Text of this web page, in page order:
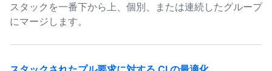
スタックを一番下から上、個別、または連続したグループ
にマージします。